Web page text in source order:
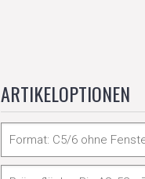
ARTIKELOPTIONEN